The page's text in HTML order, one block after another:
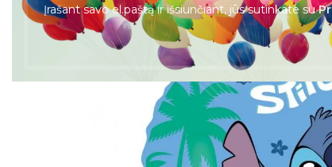
Įrašant savo el.paštą ir išsiunčiant, jūs sutinkate su